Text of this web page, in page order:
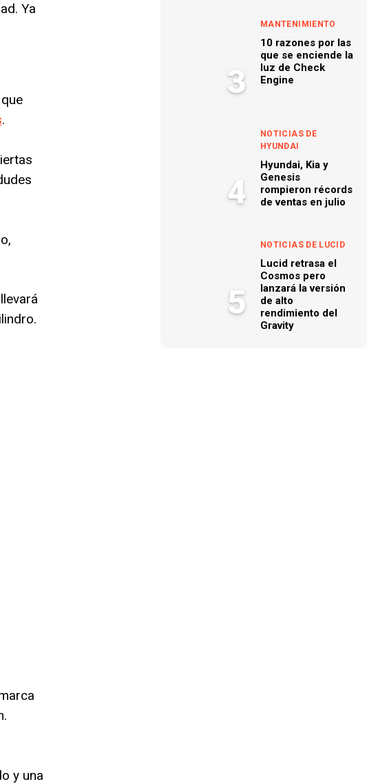
Ya
.
y una
3
MANTENIMIENTO
10 razones por las
que se enciende la
luz de Check
Engine
4
NOTICIAS DE
HYUNDAI
Hyundai, Kia y
Genesis
rompieron récords
de ventas en julio
5
NOTICIAS DE LUCID
Lucid retrasa el
Cosmos pero
lanzará la versión
de alto
rendimiento del
Gravity